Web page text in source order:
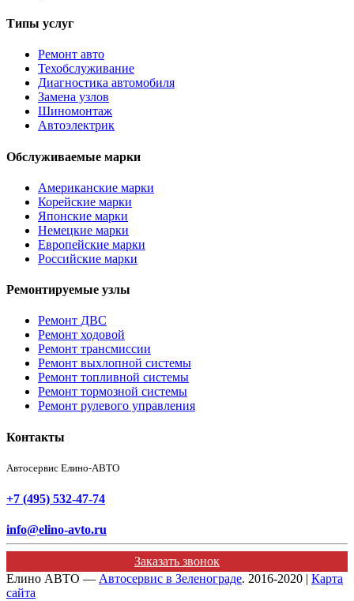
Типы услуг
Ремонт авто
Техобслуживание
Диагностика автомобиля
Замена узлов
Шиномонтаж
Автоэлектрик
Обслуживаемые марки
Американские марки
Корейские марки
Японские марки
Немецкие марки
Европейские марки
Российские марки
Ремонтируемые узлы
Ремонт ДВС
Ремонт ходовой
Ремонт трансмиссии
Ремонт выхлопной системы
Ремонт топливной системы
Ремонт тормозной системы
Ремонт рулевого управления
Контакты
Автосервис Елино-АВТО
+7 (495) 532-47-74
info@elino-avto.ru
Заказать звонок
Елино АВТО — Автосервис в Зеленограде. 2016-2020 | Карта
сайта